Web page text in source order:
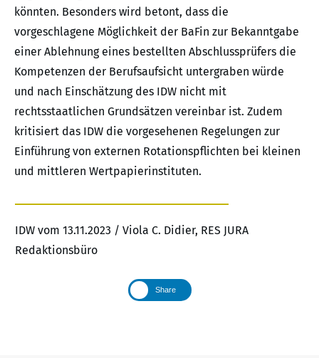
könnten. Besonders wird betont, dass die
vorgeschlagene Möglichkeit der BaFin zur Bekanntgabe
einer Ablehnung eines bestellten Abschlussprüfers die
Kompetenzen der Berufsaufsicht untergraben würde
und nach Einschätzung des IDW nicht mit
rechtsstaatlichen Grundsätzen vereinbar ist. Zudem
kritisiert das IDW die vorgesehenen Regelungen zur
Einführung von externen Rotationspflichten bei kleinen
und mittleren Wertpapierinstituten.
IDW vom 13.11.2023 / Viola C. Didier, RES JURA
Redaktionsbüro
Share